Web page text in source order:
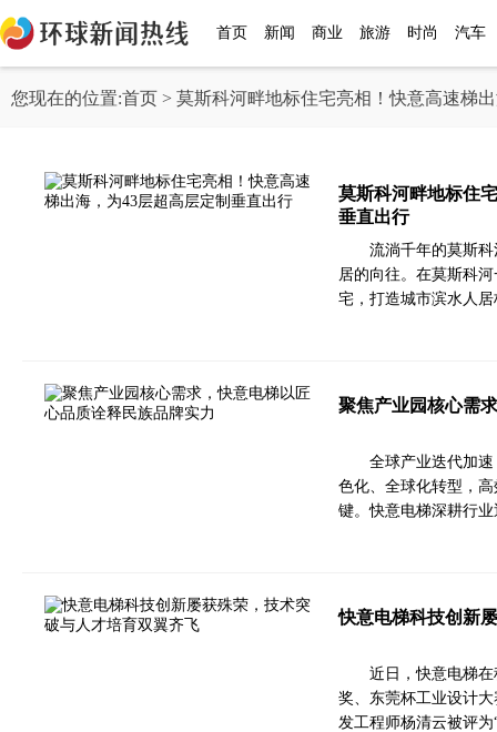
首页 新闻 商业 旅游 时尚 汽车
您现在的位置:首页 > 莫斯科河畔地标住宅亮相！快意高速梯
莫斯科河畔地标住
垂直出行
流淌千年的莫斯
居的向往。在莫斯科
宅，打造城市滨水人
聚焦产业园核心需
全球产业迭代加
色化、全球化转型，
键。快意电梯深耕行
快意电梯科技创新
近日，快意电梯
奖、东莞杯工业设计
发工程师杨清云被评